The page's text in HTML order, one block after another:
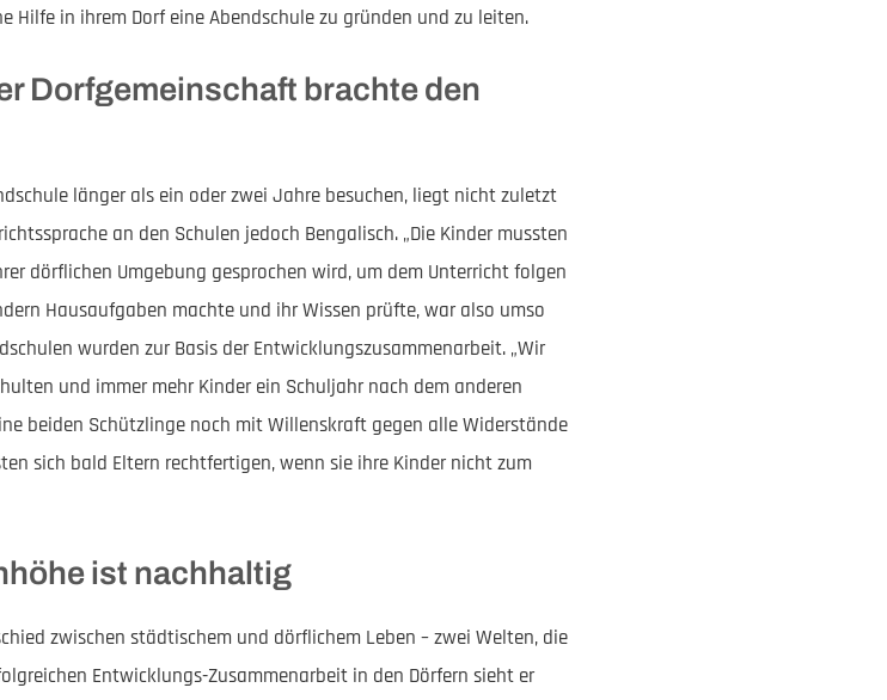
Hilfe in ihrem Dorf eine Abendschule zu gründen und zu leiten.
Dorfgemeinschaft brachte den
länger als ein oder zwei Jahre besuchen, liegt nicht zuletzt
an den Schulen jedoch Bengalisch. „Die Kinder mussten
dörflichen Umgebung gesprochen wird, um dem Unterricht folgen
Hausaufgaben machte und ihr Wissen prüfte, war also umso
wurden zur Basis der Entwicklungszusammenarbeit. „Wir
und immer mehr Kinder ein Schuljahr nach dem anderen
beiden Schützlinge noch mit Willenskraft gegen alle Widerstände
sich bald Eltern rechtfertigen, wenn sie ihre Kinder nicht zum
ist nachhaltig
zwischen städtischem und dörflichem Leben – zwei Welten, die
Entwicklungs-Zusammenarbeit in den Dörfern sieht er